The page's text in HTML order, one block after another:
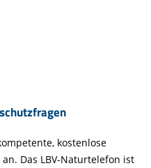
kostenlose
Das LBV-Naturtelefon ist